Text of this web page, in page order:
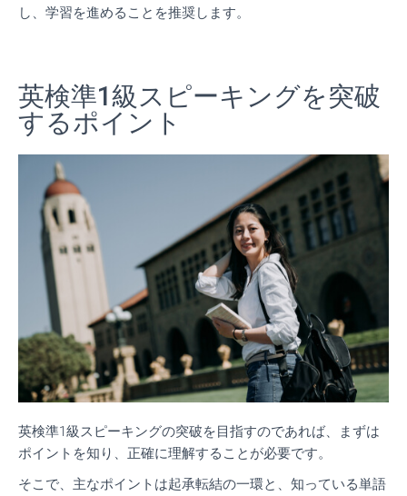
し、学習を進めることを推奨します。
英検準1級スピーキングを突破
するポイント
英検準1級スピーキングの突破を目指すのであれば、まずは
ポイントを知り、正確に理解することが必要です。
そこで、主なポイントは起承転結の一環と、知っている単語